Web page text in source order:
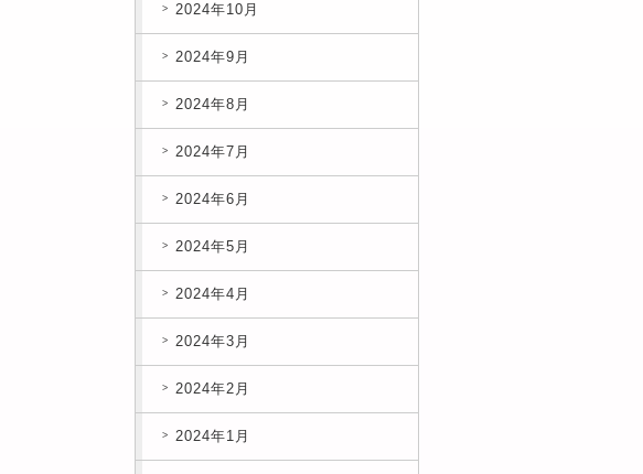
2024年10月
2024年9月
2024年8月
2024年7月
2024年6月
2024年5月
2024年4月
2024年3月
2024年2月
2024年1月